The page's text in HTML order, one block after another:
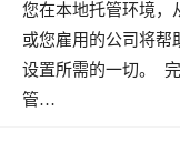
您在本地托管环境，
或您雇用的公司将帮
设置所需的一切。
管…